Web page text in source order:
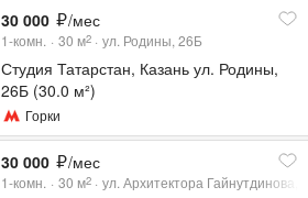
30 000 /мес
1-комн. 30 м2 ул. Родины, 26Б
Студия Татарстан, Казань ул. Родины,
26Б (30.0 м²)
Горки
30 000 /мес
1-комн. 30 м2 ул. Архитектора Гайнутдинова,